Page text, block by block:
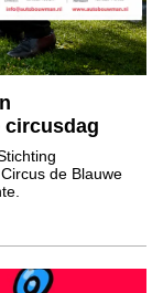
circusdag
de Blauwe